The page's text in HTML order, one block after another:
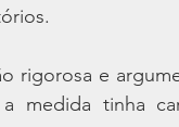
rigorosa e
medida tinha